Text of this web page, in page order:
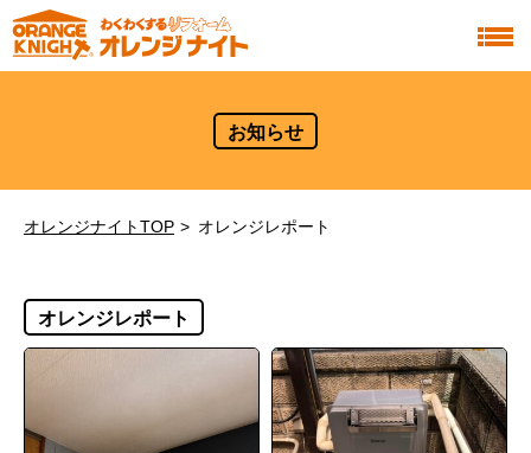
お知らせ
オレンジナイトTOP オレンジレポート
オレンジレポート